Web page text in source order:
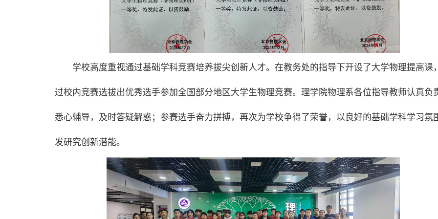
学校高度重视通过基础学科竞赛培养拔尖创新人才。在教务处的指导下开设了大学物理提高课
过校内竞赛选拔出优秀选手参加全国部分地区大学生物理竞赛。理学院物理系各位指导教师认真负
悉心辅导，及时答疑解惑；参赛选手奋力拼搏，再次为学校争得了荣誉，以良好的基础学科学习氛
发研究创新潜能。